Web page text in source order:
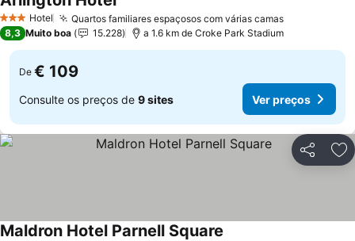
3 EstrelasHotel Quartos familiares espaçosos com várias camasVer preços
Ver preços
8,3 Muito boa 15.228 a 1.6 km de Croke Park Stadium
De € 109
Consulte os preços de 9 sites Ver preços
Partilhar
Maldron Hotel Parnell Square